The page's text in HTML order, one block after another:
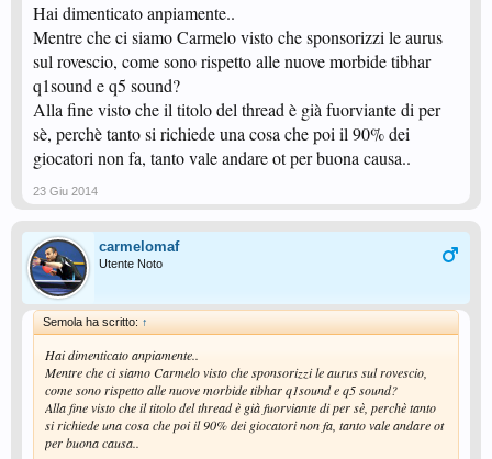
cmq bello scherzo veramente, ci son cascato come un *****
Hai dimenticato anpiamente..
Mentre che ci siamo Carmelo visto che sponsorizzi le aurus
sul rovescio, come sono rispetto alle nuove morbide tibhar
q1sound e q5 sound?
Alla fine visto che il titolo del thread è già fuorviante di per
sè, perchè tanto si richiede una cosa che poi il 90% dei
giocatori non fa, tanto vale andare ot per buona causa..
23 Giu 2014
carmelomaf
Utente Noto
Semola ha scritto: ↑
Hai dimenticato anpiamente..
Mentre che ci siamo Carmelo visto che sponsorizzi le aurus sul rovescio,
come sono rispetto alle nuove morbide tibhar q1sound e q5 sound?
Alla fine visto che il titolo del thread è già fuorviante di per sè, perchè tanto
si richiede una cosa che poi il 90% dei giocatori non fa, tanto vale andare ot
per buona causa..